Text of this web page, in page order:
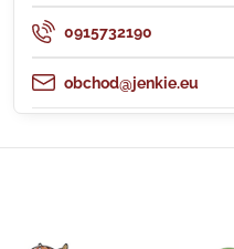
0915732190
obchod@jenkie.eu